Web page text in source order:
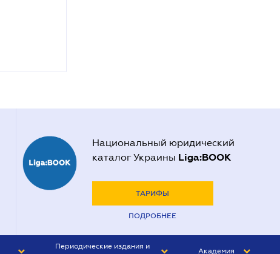
Национальный юридический
каталог Украины Liga:BOOK
ТАРИФЫ
ПОДРОБНЕЕ
Периодические издания и
Академия